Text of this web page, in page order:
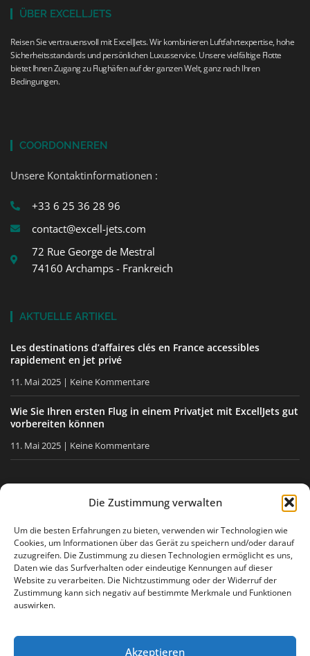
Die Zustimmung verwalten
Um die besten Erfahrungen zu bieten, verwenden wir Technologien wie
Cookies, um Informationen über das Gerät zu speichern und/oder darauf
zuzugreifen. Die Zustimmung zu diesen Technologien ermöglicht es uns,
Daten wie das Surfverhalten oder eindeutige Kennungen auf dieser
Website zu verarbeiten. Die Nichtzustimmung oder der Widerruf der
Zustimmung kann sich negativ auf bestimmte Merkmale und Funktionen
auswirken.
Akzeptieren
ÜBER EXCELLJETS
Reisen Sie vertrauensvoll mit ExcellJets. Wir kombinieren Luftfahrtexpertise, hohe
Sicherheitsstandards und persönlichen Luxusservice. Unsere vielfältige Flotte
bietet Ihnen Zugang zu Flughäfen auf der ganzen Welt, ganz nach Ihren
Bedingungen.
COORDONNEREN
Unsere Kontaktinformationen :
+33 6 25 36 28 96
contact@excell-jets.com
72 Rue George de Mestral
74160 Archamps - Frankreich
AKTUELLE ARTIKEL
Les destinations d’affaires clés en France accessibles
rapidement en jet privé
11. Mai 2025 Keine Kommentare
Wie Sie Ihren ersten Flug in einem Privatjet mit ExcellJets gut
vorbereiten können
11. Mai 2025 Keine Kommentare
BLEIBEN SIE INFORMIERT
Erhalten Sie unsere Tipps, unsere Neuigkeiten direkt in Ihre
E-Mail-Box.
Ich stimme der Datenschutzerklärung